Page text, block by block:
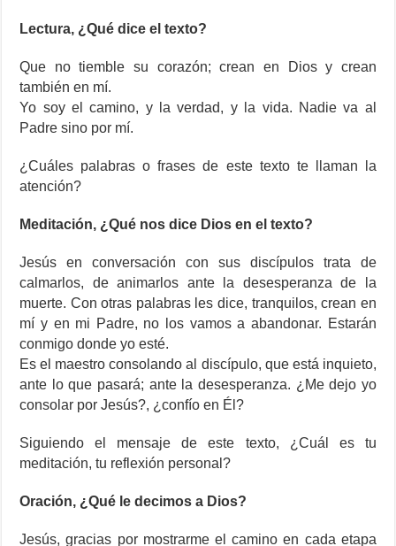
Lectura, ¿Qué dice el texto?
Que no tiemble su corazón; crean en Dios y crean
también en mí.
Yo soy el camino, y la verdad, y la vida. Nadie va al
Padre sino por mí.
¿Cuáles palabras o frases de este texto te llaman la
atención?
Meditación, ¿Qué nos dice Dios en el texto?
Jesús en conversación con sus discípulos trata de
calmarlos, de animarlos ante la desesperanza de la
muerte. Con otras palabras les dice, tranquilos, crean en
mí y en mi Padre, no los vamos a abandonar. Estarán
conmigo donde yo esté.
Es el maestro consolando al discípulo, que está inquieto,
ante lo que pasará; ante la desesperanza. ¿Me dejo yo
consolar por Jesús?, ¿confío en Él?
Siguiendo el mensaje de este texto, ¿Cuál es tu
meditación, tu reflexión personal?
Oración, ¿Qué le decimos a Dios?
Jesús, gracias por mostrarme el camino en cada etapa